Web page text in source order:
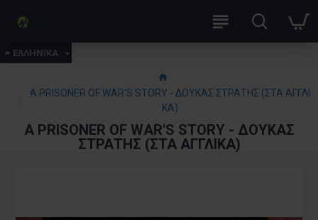
ΕΛΛΗΝΙΚΑ
A PRISONER OF WAR'S STORY - ΔΟΥΚΑΣ ΣΤΡΑΤΗΣ (ΣΤΑ ΑΓΓΛΙ
ΚΑ)
A PRISONER OF WAR'S STORY - ΔΟΥΚΑΣ
ΣΤΡΑΤΗΣ (ΣΤΑ ΑΓΓΛΙΚΑ)